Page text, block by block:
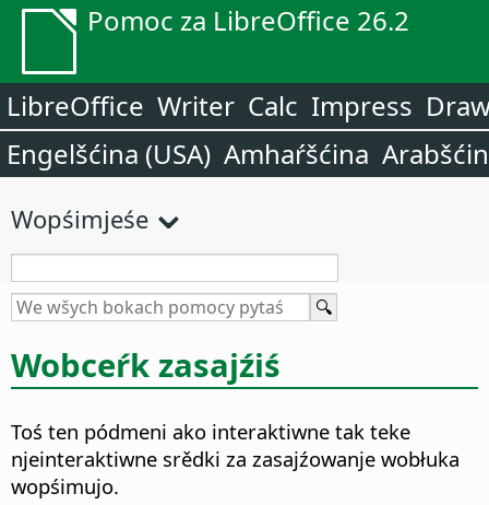
Pomoc za LibreOffice 26.2
LibreOffice Writer Calc Impress
Engelšćina (USA) Amhaŕšćina
Wopśimjeśe
Wobceŕk zasajźiś
Toś ten pódmeni ako interaktiwne tak teke
njeinteraktiwne srědki za zasajźowanje wobłuka
wopśimujo.